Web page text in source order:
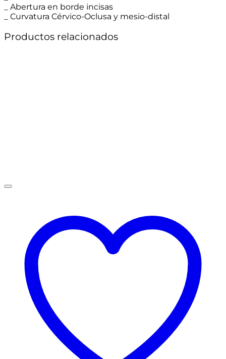
_ Abertura en borde incisas
_ Curvatura Cérvico-Oclusa y mesio-distal
Productos relacionados